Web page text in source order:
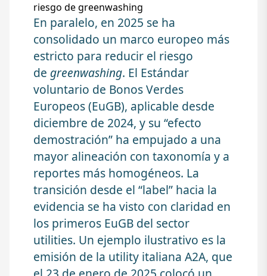
riesgo de greenwashing
En paralelo, en 2025 se ha
consolidado un marco europeo más
estricto para reducir el riesgo
de greenwashing. El Estándar
voluntario de Bonos Verdes
Europeos (EuGB), aplicable desde
diciembre de 2024, y su “efecto
demostración” ha empujado a una
mayor alineación con taxonomía y a
reportes más homogéneos. La
transición desde el “label” hacia la
evidencia se ha visto con claridad en
los primeros EuGB del sector
utilities. Un ejemplo ilustrativo es la
emisión de la utility italiana A2A, que